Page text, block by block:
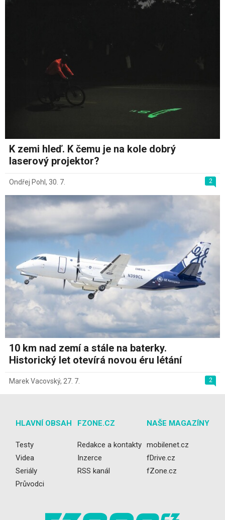
K zemi hleď. K čemu je na kole dobrý
laserový projektor?
2
Ondřej Pohl , 30. 7.
10 km nad zemí a stále na baterky.
Historický let otevírá novou éru létání
2
Marek Vacovský, 27. 7.
HLAVNÍ OBSAH
Testy
Videa
Seriály
Průvodci
FZONE.CZ
Redakce a kontakty
Inzerce
RSS kanál
NAŠE MAGAZÍNY
mobilenet.cz
fDrive.cz
fZone.cz